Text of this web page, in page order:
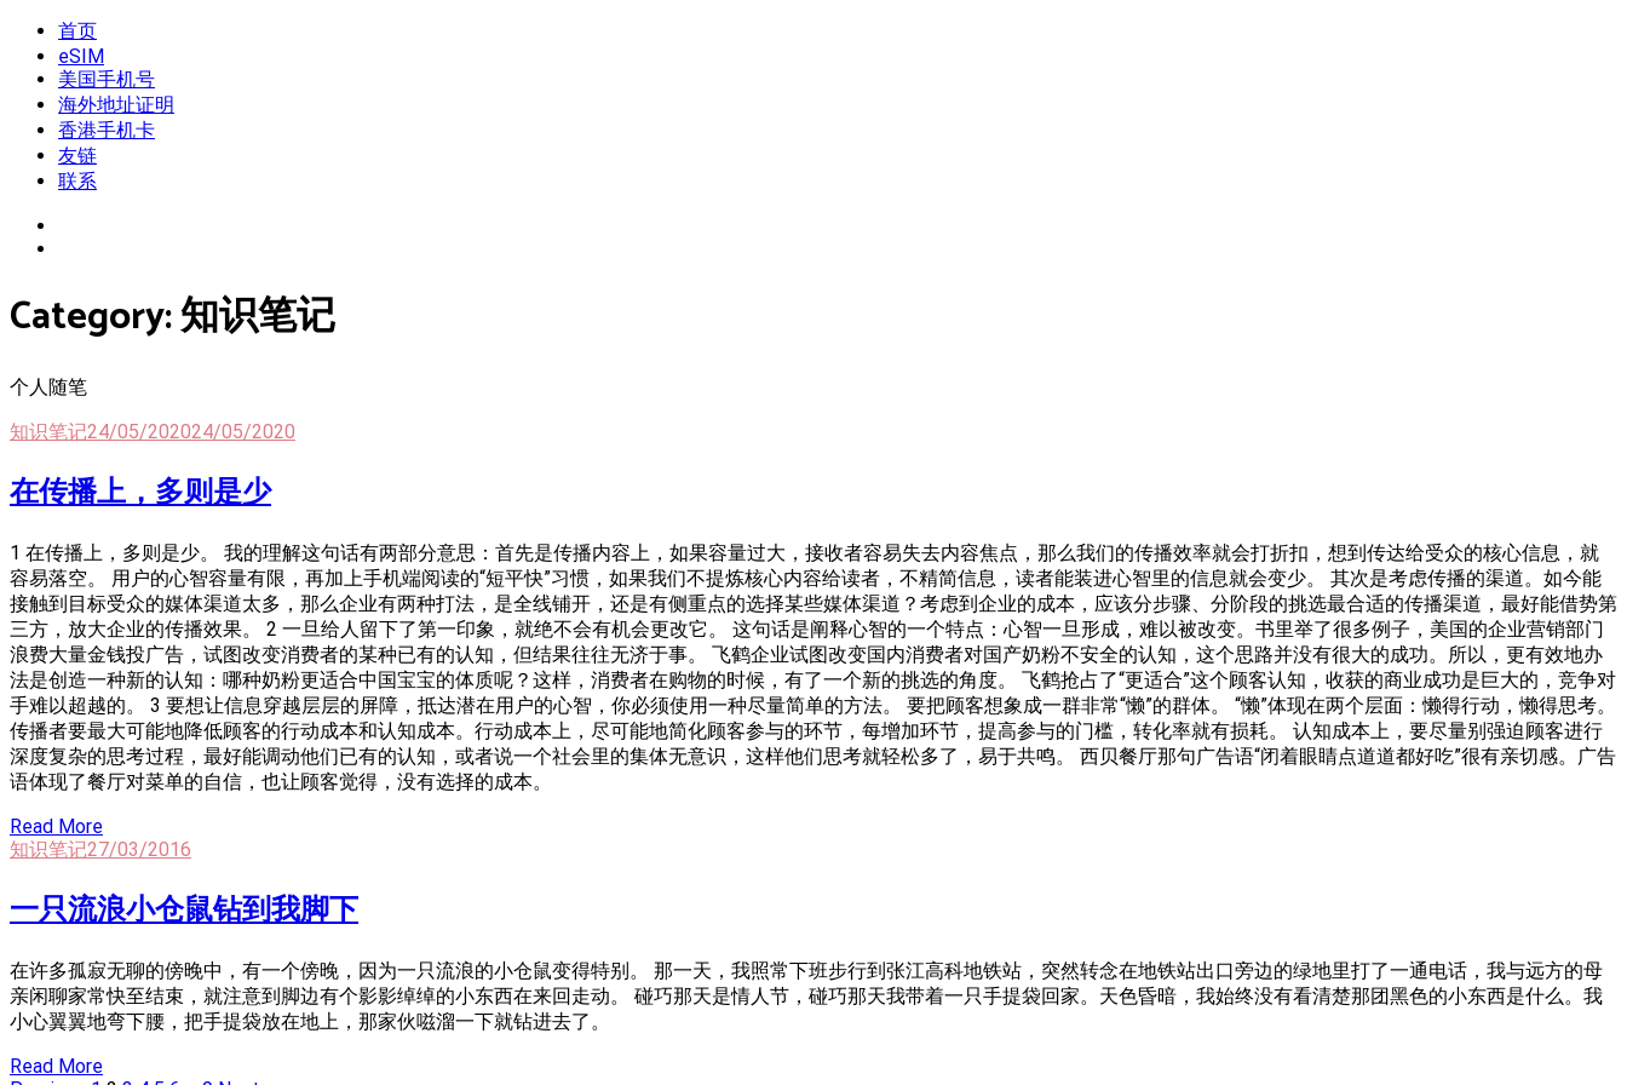
Skip
content
我是王掌柜
新闻酸菜馆|极客电台|自媒体联盟
首页
eSIM
美国手机号
海外地址证明
香港手机卡
友链
联系
Category:知识笔记
个人随笔
知识笔记24/05/202024/05/2020
在传播上，多则是少
1 在传播上，多则是少。 我的理解这句话有两部分意思：首先是传播内容上，如果容量过大，接收者容易失去内容焦点，那么我们的传播效率就会打折扣，想到传达给受众的核心信息，就
容易落空。 用户的心智容量有限，再加上手机端阅读的“短平快”习惯，如果我们不提炼核心内容给读者，不精简信息，读者能装进心智里的信息就会变少。 其次是考虑传播的渠道。如今能
接触到目标受众的媒体渠道太多，那么企业有两种打法，是全线铺开，还是有侧重点的选择某些媒体渠道？考虑到企业的成本，应该分步骤、分阶段的挑选最合适的传播渠道，最好能借势第
三方，放大企业的传播效果。 2 一旦给人留下了第一印象，就绝不会有机会更改它。 这句话是阐释心智的一个特点：心智一旦形成，难以被改变。书里举了很多例子，美国的企业营销部门
浪费大量金钱投广告，试图改变消费者的某种已有的认知，但结果往往无济于事。 飞鹤企业试图改变国内消费者对国产奶粉不安全的认知，这个思路并没有很大的成功。所以，更有效地办
法是创造一种新的认知：哪种奶粉更适合中国宝宝的体质呢？这样，消费者在购物的时候，有了一个新的挑选的角度。 飞鹤抢占了“更适合”这个顾客认知，收获的商业成功是巨大的，竞争对
手难以超越的。 3 要想让信息穿越层层的屏障，抵达潜在用户的心智，你必须使用一种尽量简单的方法。 要把顾客想象成一群非常“懒”的群体。 “懒”体现在两个层面：懒得行动，懒得思考。
传播者要最大可能地降低顾客的行动成本和认知成本。行动成本上，尽可能地简化顾客参与的环节，每增加环节，提高参与的门槛，转化率就有损耗。 认知成本上，要尽量别强迫顾客进行
深度复杂的思考过程，最好能调动他们已有的认知，或者说一个社会里的集体无意识，这样他们思考就轻松多了，易于共鸣。 西贝餐厅那句广告语“闭着眼睛点道道都好吃”很有亲切感。广告
语体现了餐厅对菜单的自信，也让顾客觉得，没有选择的成本。
Read More
知识笔记27/03/2016
一只流浪小仓鼠钻到我脚下
在许多孤寂无聊的傍晚中，有一个傍晚，因为一只流浪的小仓鼠变得特别。 那一天，我照常下班步行到张江高科地铁站，突然转念在地铁站出口旁边的绿地里打了一通电话，我与远方的母
亲闲聊家常快至结束，就注意到脚边有个影影绰绰的小东西在来回走动。 碰巧那天是情人节，碰巧那天我带着一只手提袋回家。天色昏暗，我始终没有看清楚那团黑色的小东西是什么。我
小心翼翼地弯下腰，把手提袋放在地上，那家伙嗞溜一下就钻进去了。
Read More